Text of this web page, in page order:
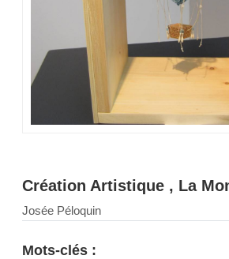
Création Artistique , La
Josée Péloquin
Mots-clés :